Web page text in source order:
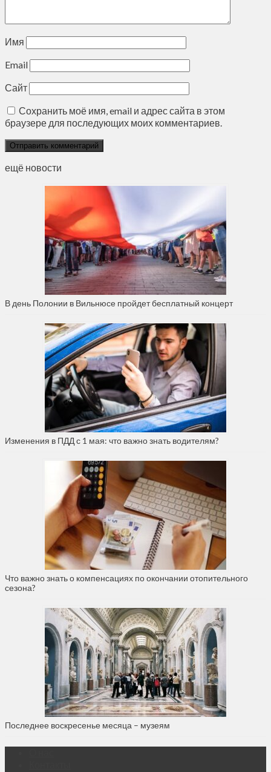
Имя
Email
Сайт
Сохранить моё имя, email и адрес сайта в этом
браузере для последующих моих комментариев.
ещё новости
В день Полонии в Вильнюсе пройдет бесплатный концерт
Изменения в ПДД с 1 мая: что важно знать водителям?
Что важно знать о компенсациях по окончании отопительного
сезона?
Последнее воскресенье месяца – музеям